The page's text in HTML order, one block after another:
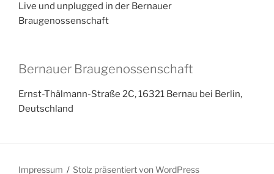
Live und unplugged in der Bernauer
Braugenossenschaft
Bernauer Braugenossenschaft
Ernst-Thälmann-Straße 2C, 16321 Bernau bei Berlin,
Deutschland
Impressum Stolz präsentiert von WordPress